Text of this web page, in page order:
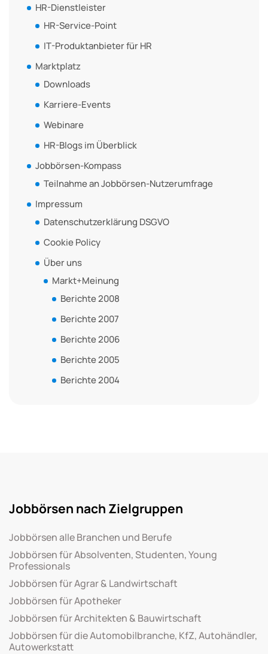
HR-Dienstleister
HR-Service-Point
IT-Produktanbieter für HR
Marktplatz
Downloads
Karriere-Events
Webinare
HR-Blogs im Überblick
Jobbörsen-Kompass
Teilnahme an Jobbörsen-Nutzerumfrage
Impressum
Datenschutzerklärung DSGVO
Cookie Policy
Über uns
Markt+Meinung
Berichte 2008
Berichte 2007
Berichte 2006
Berichte 2005
Berichte 2004
Jobbörsen nach Zielgruppen
Jobbörsen alle Branchen und Berufe
Jobbörsen für Absolventen, Studenten, Young
Professionals
Jobbörsen für Agrar & Landwirtschaft
Jobbörsen für Apotheker
Jobbörsen für Architekten & Bauwirtschaft
Jobbörsen für die Automobilbranche, KfZ, Autohändler,
Autowerkstatt